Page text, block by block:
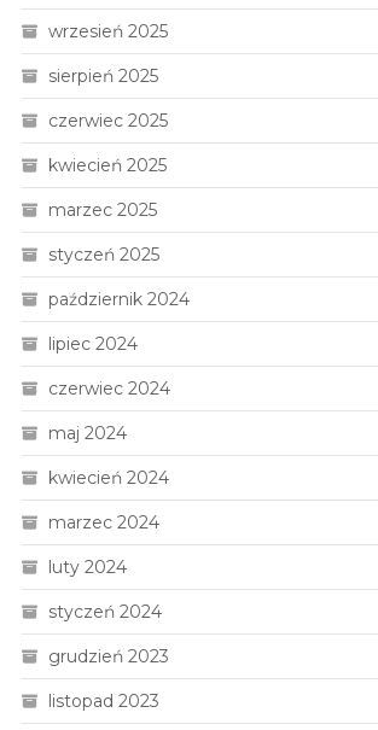
wrzesień 2025
sierpień 2025
czerwiec 2025
kwiecień 2025
marzec 2025
styczeń 2025
październik 2024
lipiec 2024
czerwiec 2024
maj 2024
kwiecień 2024
marzec 2024
luty 2024
styczeń 2024
grudzień 2023
listopad 2023